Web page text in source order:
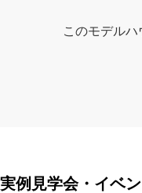
このモデル
実例見学会・イベ